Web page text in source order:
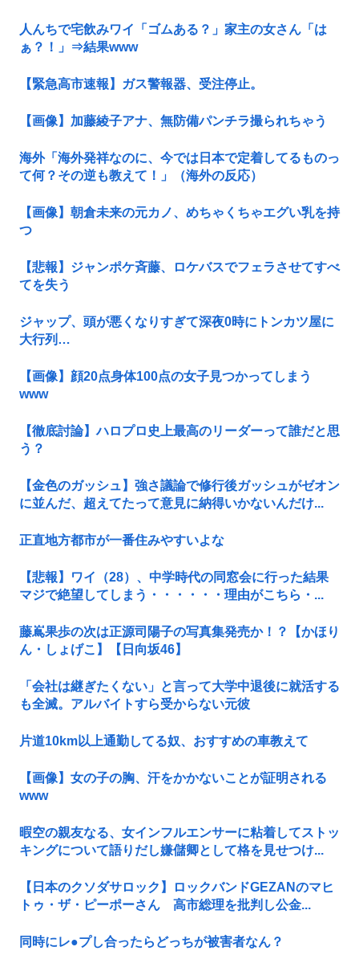
人んちで宅飲みワイ「ゴムある？」家主の女さん「は
ぁ？！」⇒結果www
【緊急高市速報】ガス警報器、受注停止。
【画像】加藤綾子アナ、無防備パンチラ撮られちゃう
海外「海外発祥なのに、今では日本で定着してるものっ
て何？その逆も教えて！」（海外の反応）
【画像】朝倉未来の元カノ、めちゃくちゃエグい乳を持
つ
【悲報】ジャンポケ斉藤、ロケバスでフェラさせてすべ
てを失う
ジャップ、頭が悪くなりすぎて深夜0時にトンカツ屋に
大行列…
【画像】顔20点身体100点の女子見つかってしまう
www
【徹底討論】ハロプロ史上最高のリーダーって誰だと思
う？
【金色のガッシュ】強さ議論で修行後ガッシュがゼオン
に並んだ、超えてたって意見に納得いかないんだけ...
正直地方都市が一番住みやすいよな
【悲報】ワイ（28）、中学時代の同窓会に行った結果
マジで絶望してしまう・・・・・・理由がこちら・...
藤嶌果歩の次は正源司陽子の写真集発売か！？【かほり
ん・しょげこ】【日向坂46】
「会社は継ぎたくない」と言って大学中退後に就活する
も全滅。アルバイトすら受からない元彼
片道10km以上通勤してる奴、おすすめの車教えて
【画像】女の子の胸、汗をかかないことが証明される
www
暇空の親友なる、女インフルエンサーに粘着してストッ
キングについて語りだし嫌儲卿として格を見せつけ...
【日本のクソダサロック】ロックバンドGEZANのマヒ
トゥ・ザ・ピーポーさん 高市総理を批判し公金...
同時にレ●プし合ったらどっちが被害者なん？